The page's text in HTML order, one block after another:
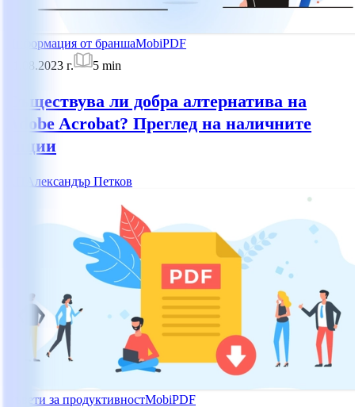
Информация от браншаMobiPDF
21.08.2023 г.
5 min
Съществува ли добра алтернатива на
Adobe Acrobat? Преглед на наличните
опции
Александър Петков
Съвети за продуктивностMobiPDF